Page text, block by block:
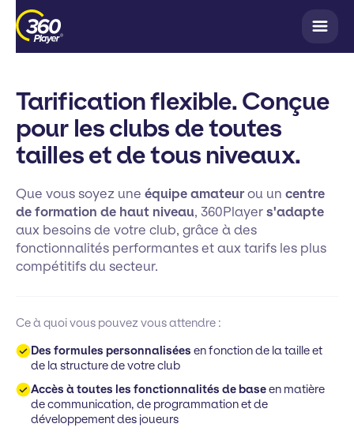
Tarification flexible. Conçue
pour les clubs de toutes
tailles et de tous niveaux.
Que vous soyez une équipe amateur ou un centre
de formation de haut niveau, 360Player s'adapte
aux besoins de votre club, grâce à des
fonctionnalités performantes et aux tarifs les plus
compétitifs du secteur.
Ce à quoi vous pouvez vous attendre :
Des formules personnalisées en fonction de la taille et
de la structure de votre club
Accès à toutes les fonctionnalités de baseen matière
de communication, de programmation et de
développement des joueurs